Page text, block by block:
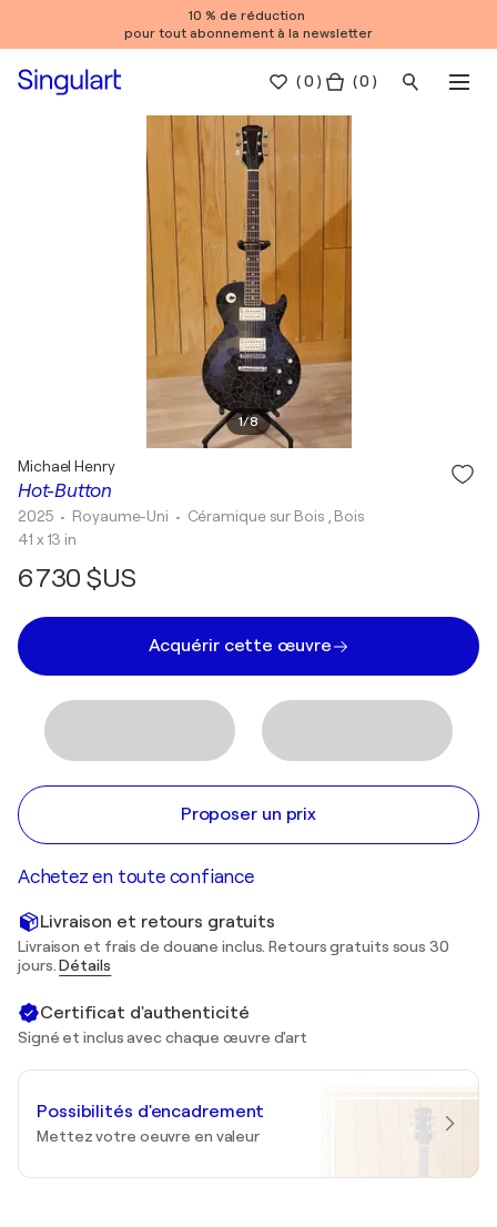
10 % de réduction
pour tout abonnement à la newsletter
(0 ) ( 0 )
1/8
Hot-Button
Michael Henry
2025 • Royaume-Uni • Céramique sur Bois , Bois
41 x 13 in
6 730 $US
Acquérir cette œuvre
Proposer un prix
Achetez en toute confiance
Livraison et retours gratuits
Livraison et frais de douane inclus. Retours gratuits sous 30
jours.Détails
Certificat d'authenticité
Signé et inclus avec chaque œuvre d'art
Possibilités d'encadrement
Mettez votre oeuvre en valeur